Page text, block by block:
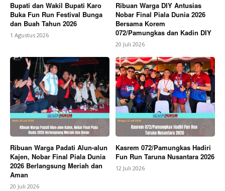
Bupati dan Wakil Bupati Karo
Buka Fun Run Festival Bunga
dan Buah Tahun 2026
1 Agustus 2026
Ribuan Warga DIY Antusias
Nobar Final Piala Dunia 2026
Bersama Korem
072/Pamungkas dan Kadin DIY
20 Juli 2026
Ribuan Warga Padati Alun-alun
Kajen, Nobar Final Piala Dunia
2026 Berlangsung Meriah dan
Aman
20 Juli 2026
Kasrem 072/Pamungkas Hadiri
Fun Run Taruna Nusantara 2026
12 Juli 2026